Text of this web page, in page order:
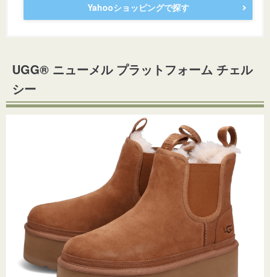
Yahooショッピングで探す
UGG® ニューメル プラットフォーム チェル
シー